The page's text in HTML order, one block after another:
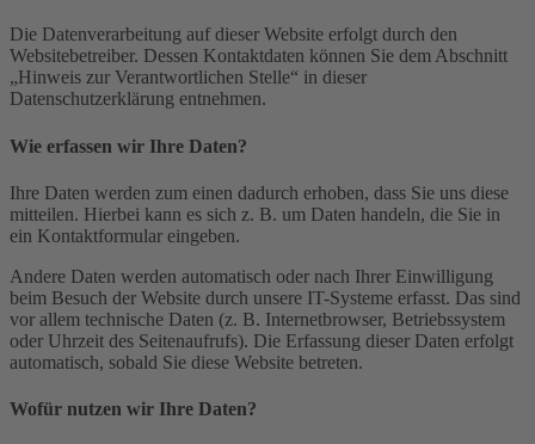
Die Datenverarbeitung auf dieser Website erfolgt durch den
Websitebetreiber. Dessen Kontaktdaten können Sie dem Abschnitt
„Hinweis zur Verantwortlichen Stelle“ in dieser
Datenschutzerklärung entnehmen.
Wie erfassen wir Ihre Daten?
Ihre Daten werden zum einen dadurch erhoben, dass Sie uns diese
mitteilen. Hierbei kann es sich z. B. um Daten handeln, die Sie in
ein Kontaktformular eingeben.
Andere Daten werden automatisch oder nach Ihrer Einwilligung
beim Besuch der Website durch unsere IT-Systeme erfasst. Das sind
vor allem technische Daten (z. B. Internetbrowser, Betriebssystem
oder Uhrzeit des Seitenaufrufs). Die Erfassung dieser Daten erfolgt
automatisch, sobald Sie diese Website betreten.
Wofür nutzen wir Ihre Daten?